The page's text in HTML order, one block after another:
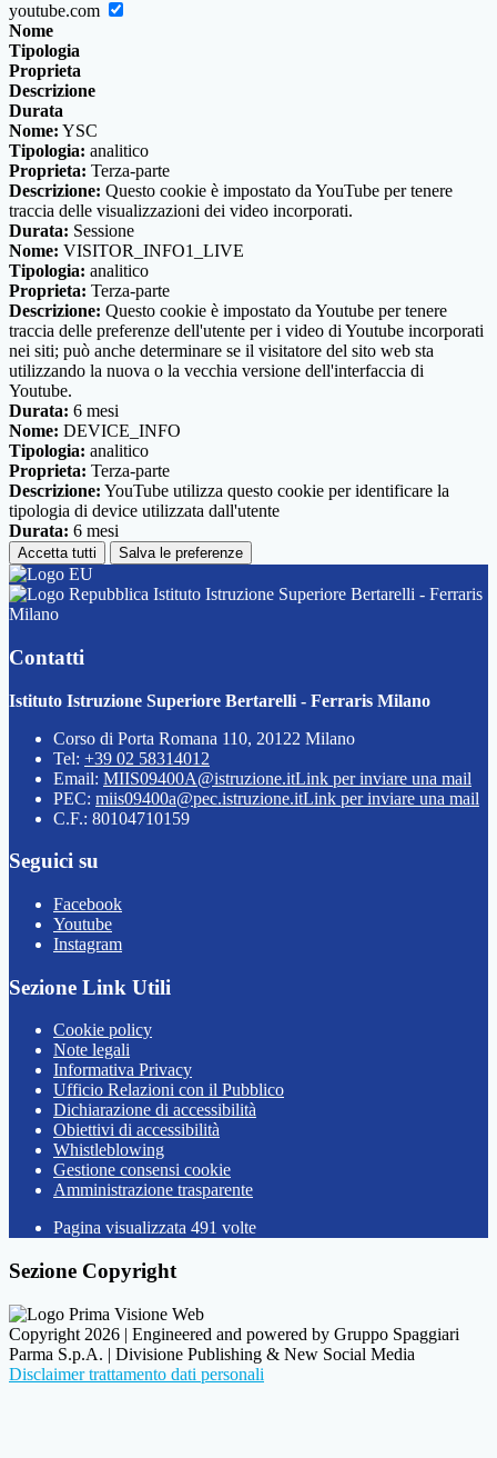
youtube.com
Nome
Tipologia
Proprieta
Descrizione
Durata
Nome: YSC
Tipologia: analitico
Proprieta: Terza-parte
Descrizione: Questo cookie è impostato da YouTube per tenere
traccia delle visualizzazioni dei video incorporati.
Durata: Sessione
Nome: VISITOR_INFO1_LIVE
Tipologia: analitico
Proprieta: Terza-parte
Descrizione: Questo cookie è impostato da Youtube per tenere
traccia delle preferenze dell'utente per i video di Youtube incorporati
nei siti; può anche determinare se il visitatore del sito web sta
utilizzando la nuova o la vecchia versione dell'interfaccia di
Youtube.
Durata: 6 mesi
Nome: DEVICE_INFO
Tipologia: analitico
Proprieta: Terza-parte
Descrizione: YouTube utilizza questo cookie per identificare la
tipologia di device utilizzata dall'utente
Durata: 6 mesi
Accetta tutti Salva le preferenze
Istituto Istruzione Superiore Bertarelli - Ferraris
Milano
Contatti
Istituto Istruzione Superiore Bertarelli - Ferraris Milano
Corso di Porta Romana 110, 20122 Milano
Tel: +39 02 58314012
Email: MIIS09400A@istruzione.itLink per inviare una mail
PEC: miis09400a@pec.istruzione.itLink per inviare una mail
C.F.: 80104710159
Seguici su
Facebook
Youtube
Instagram
Sezione Link Utili
Cookie policy
Note legali
Informativa Privacy
Ufficio Relazioni con il Pubblico
Dichiarazione di accessibilità
Obiettivi di accessibilità
Whistleblowing
Gestione consensi cookie
Amministrazione trasparente
Pagina visualizzata 491 volte
Sezione Copyright
Copyright 2026 | Engineered and powered by Gruppo Spaggiari
Parma S.p.A. | Divisione Publishing & New Social Media
Disclaimer trattamento dati personali